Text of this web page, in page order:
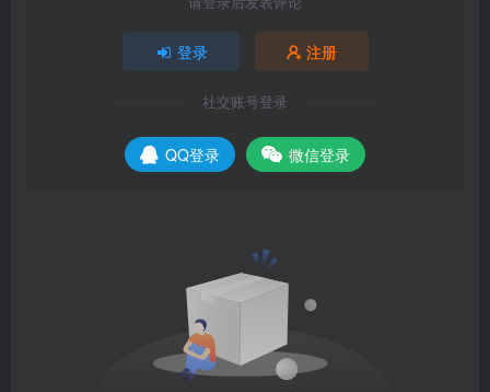
登录 注册
社交账号登录
QQ登录 微信登录